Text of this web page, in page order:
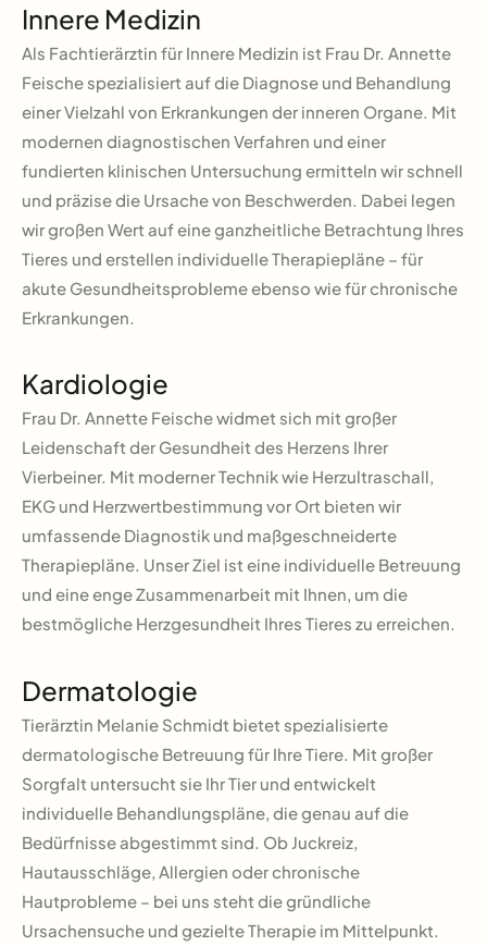
Innere Medizin
Als Fachtierärztin für Innere Medizin ist Frau Dr. Annette
Feische spezialisiert auf die Diagnose und Behandlung
einer Vielzahl von Erkrankungen der inneren Organe. Mit
modernen diagnostischen Verfahren und einer
fundierten klinischen Untersuchung ermitteln wir schnell
und präzise die Ursache von Beschwerden. Dabei legen
wir großen Wert auf eine ganzheitliche Betrachtung Ihres
Tieres und erstellen individuelle Therapiepläne – für
akute Gesundheitsprobleme ebenso wie für chronische
Erkrankungen.
Kardiologie
Frau Dr. Annette Feische widmet sich mit großer
Leidenschaft der Gesundheit des Herzens Ihrer
Vierbeiner. Mit moderner Technik wie Herzultraschall,
EKG und Herzwertbestimmung vor Ort bieten wir
umfassende Diagnostik und maßgeschneiderte
Therapiepläne. Unser Ziel ist eine individuelle Betreuung
und eine enge Zusammenarbeit mit Ihnen, um die
bestmögliche Herzgesundheit Ihres Tieres zu erreichen.
Dermatologie
Tierärztin Melanie Schmidt bietet spezialisierte
dermatologische Betreuung für Ihre Tiere. Mit großer
Sorgfalt untersucht sie Ihr Tier und entwickelt
individuelle Behandlungspläne, die genau auf die
Bedürfnisse abgestimmt sind. Ob Juckreiz,
Hautausschläge, Allergien oder chronische
Hautprobleme – bei uns steht die gründliche
Ursachensuche und gezielte Therapie im Mittelpunkt.